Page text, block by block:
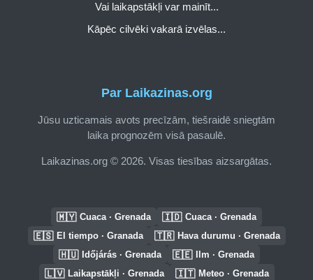
Par Laikazinas.org
Jūsu uzticamais avots precīzām, tiešraidē sniegtām
laika prognozēm visā pasaulē.
Laikazinas.org © 2026. Visas tiesības aizsargātas.
Vai laikapstākļi var mainīt...
Kāpēc cilvēki vakarā izvēlas...
🇲🇾 Cuaca · Grenada 🇮🇩 Cuaca · Grenada
🇪🇸 El tiempo · Granada 🇹🇷 Hava durumu · Grenada
🇭🇺 Időjárás · Grenada 🇪🇪 Ilm · Grenada
🇱🇻 Laikapstākļi · Grenada 🇮🇹 Meteo · Grenada